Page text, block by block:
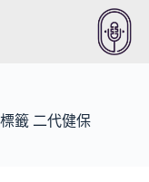
容
標籤 二代健保